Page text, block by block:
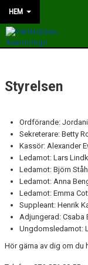
HEM
NYHETER
KONTAKT
KALENDER
BILDER
TRÄNARE
TÄVLING OCH LÄGER
Styrelsen
Ordförande:
Sekreterare: Betty
Kassör: Alexander
Ledamot: Lars
Ledamot: Björn
Ledamot: Anna
Ledamot: Emma
Suppleant: Henrik
Adjungerad: Csaba
Ungdomsledamot:
Hör gärna av dig om du